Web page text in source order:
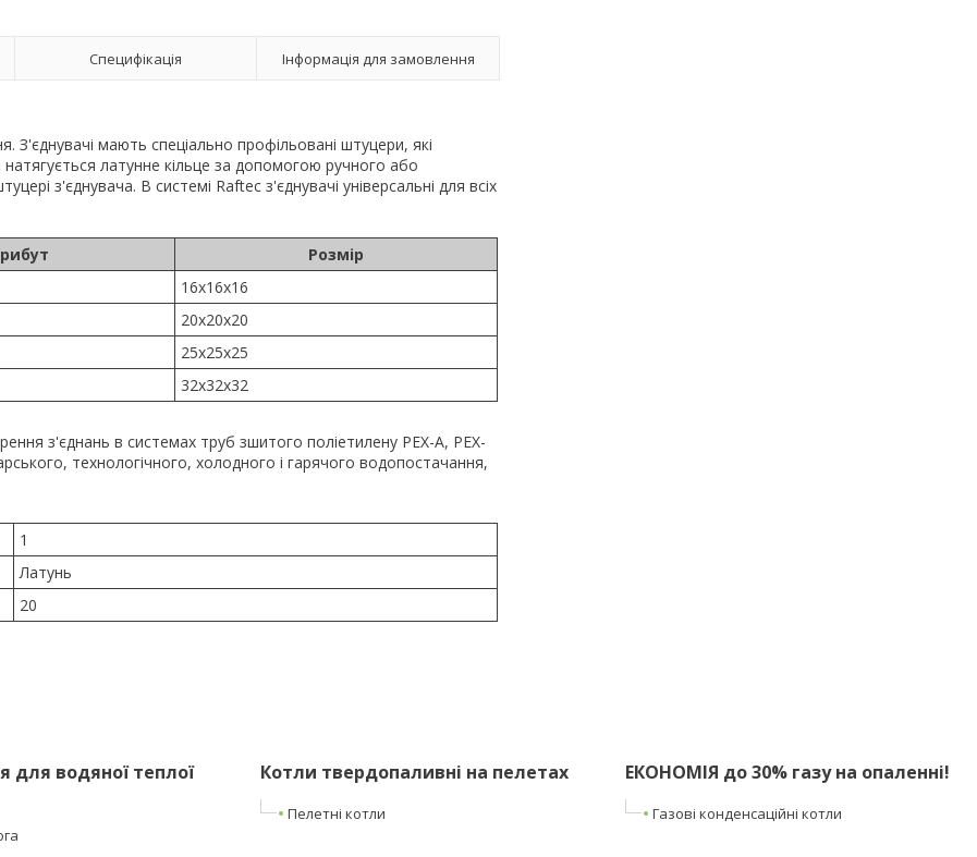
Специфікація Інформація для замовлення
мають спеціально профільовані штуцери, які
латунне кільце за допомогою ручного або
з'єднувача. В системі Raftec з'єднувачі універсальні для всіх
Розмір
16x16x16
20x20x20
25x25x25
32x32x32
з'єднань в системах труб зшитого поліетилену PEX-A, PEX-
технологічного, холодного і гарячого водопостачання,
1
Латунь
20
для водяної теплої
Котли твердопаливні на пелетах
Пелетні котли
ЕКОНОМІЯ до 30% газу на опаленні!
Газові конденсаційні котли